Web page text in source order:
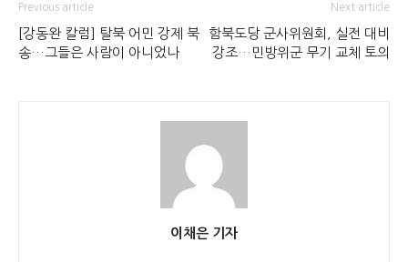
Previous article
[강동완 칼럼] 탈북 어민 강제 북
송…그들은 사람이 아니었나
Next article
함북도당 군사위원회, 실전 대비
강조…민방위군 무기 교체 토의
이채은 기자